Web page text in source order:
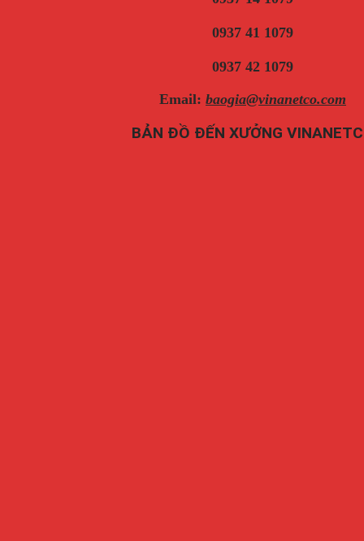
0937 41 1079
0937 42 1079
Email: baogia@vinanetco.com
BẢN ĐỒ ĐẾN XƯỞNG